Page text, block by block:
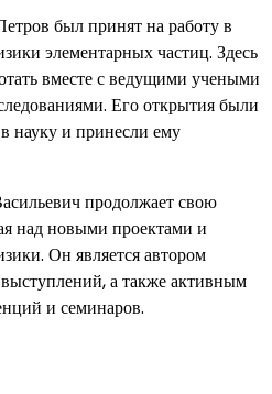
был принят на работу в
элементарных частиц. Здесь
вместе с ведущими учеными
Его открытия были
науку и принесли ему
продолжает свою
над новыми проектами и
Он является автором
а также активным
и семинаров.